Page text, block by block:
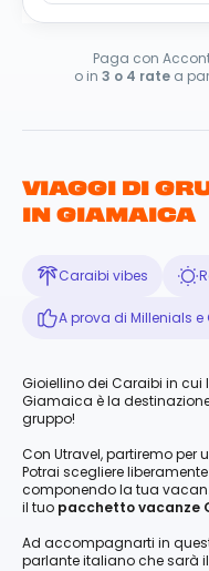
Paga con
o in 3 o 4 ratea
VIAGGI DI
IN GIAMAICA
Caraibi vibes
A prova di Millenials e
Gioiellino dei Caraibi in
Giamaica è la
gruppo!
Con Utravel, partiremo per
Potrai scegliere
componendo la tua
il tuo pacchetto vacanze
Ad accompagnarti in
parlante italiano che sarà